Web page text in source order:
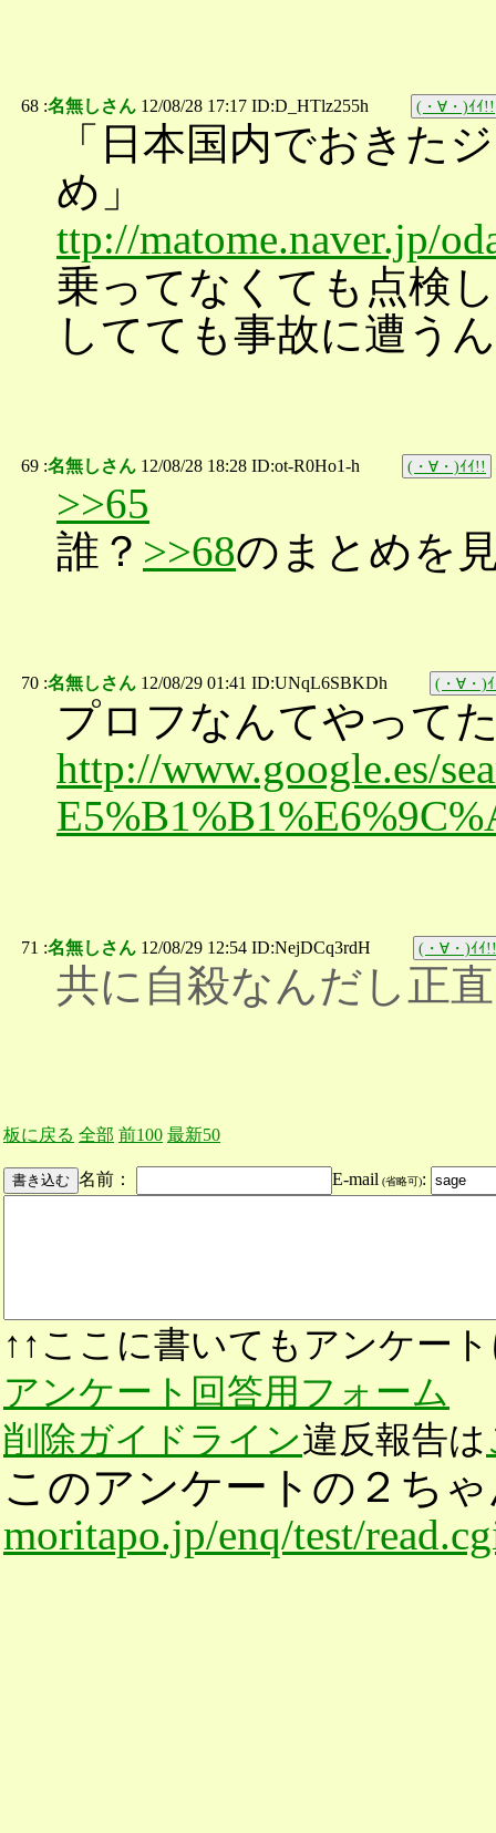
68 :名無しさん 12/08/28 17:17 ID:D_HTlz255h (・∀・)ｲｲ!!
「日本国内でおきた
め」
ttp://matome.naver.jp/
乗ってなくても点検
してても事故に遭う
69 :名無しさん 12/08/28 18:28 ID:ot-R0Ho1-h (・∀・)ｲｲ!!
>>65
誰？ >>68のまとめを
70 :名無しさん 12/08/29 01:41 ID:UNqL6SBKDh (・∀・)
プロフなんてやって
http://www.google.es/
71 :名無しさん 12/08/29 12:54 ID:NejDCq3rdH (・∀・)ｲｲ!!
共に自殺なんだし正
板に戻る 全部 前100 最新50
名前： E-mail (省略可):
↑↑ここに書いてもアンケー
アンケート回答用フォーム
削除ガイドライン違反報告は
このアンケートの２ち
moritapo.jp/enq/test/